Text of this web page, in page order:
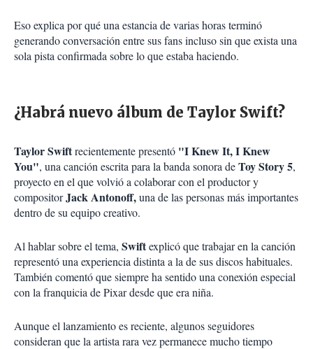
Eso explica por qué una estancia de varias horas terminó
generando conversación entre sus fans incluso sin que exista una
sola pista confirmada sobre lo que estaba haciendo.
¿Habrá nuevo álbum de Taylor Swift?
Taylor Swiftrecientemente presentó "I Knew It, I Knew
You", una canción escrita para la banda sonora deToy Story 5,
proyecto en el que volvió a colaborar con el productor y
compositorJack Antonoff,una de las personas más importantes
dentro de su equipo creativo.
Al hablar sobre el tema, Swiftexplicó que trabajar en la canción
representó una experiencia distinta a la de sus discos habituales.
También comentó que siempre ha sentido una conexión especial
con la franquicia de Pixar desde que era niña.
Aunque el lanzamiento es reciente, algunos seguidores
consideran que la artista rara vez permanece mucho tiempo